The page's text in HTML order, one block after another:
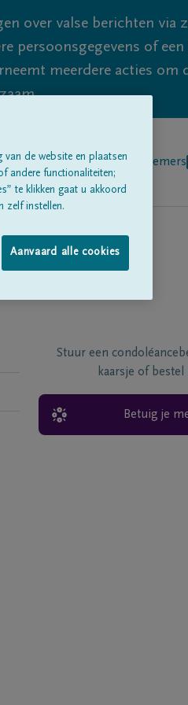
over valse berichten via
persoonsgegevens of
meerdere acties om
Over onsBegrafenisondernemers
Stuur een
kaarsje of
Betuig je
de website en plaatsen
andere functionaliteiten;
te klikken gaat u akkoord
zelf instellen.
Aanvaard alle cookies